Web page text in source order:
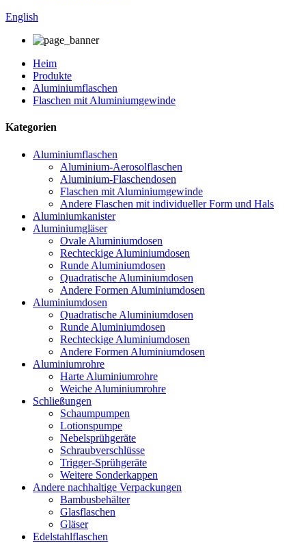
English
Heim
Produkte
Aluminiumflaschen
Flaschen mit Aluminiumgewinde
Kategorien
Aluminiumflaschen
Aluminium-Aerosolflaschen
Aluminium-Flaschendosen
Flaschen mit Aluminiumgewinde
Andere Flaschen mit individueller Form und Hals
Aluminiumkanister
Aluminiumgläser
Ovale Aluminiumdosen
Rechteckige Aluminiumdosen
Runde Aluminiumdosen
Quadratische Aluminiumdosen
Andere Formen Aluminiumdosen
Aluminiumdosen
Quadratische Aluminiumdosen
Runde Aluminiumdosen
Rechteckige Aluminiumdosen
Andere Formen Aluminiumdosen
Aluminiumrohre
Harte Aluminiumrohre
Weiche Aluminiumrohre
Schließungen
Schaumpumpen
Lotionspumpe
Nebelsprühgeräte
Schraubverschlüsse
Trigger-Sprühgeräte
Weitere Sonderkappen
Andere nachhaltige Verpackungen
Bambusbehälter
Glasflaschen
Gläser
Edelstahlflaschen